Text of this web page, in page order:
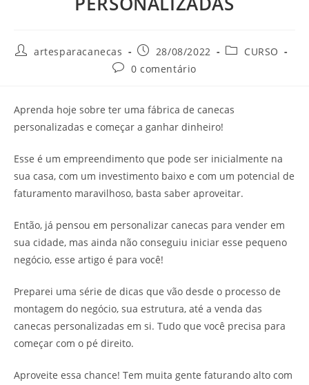
Autorartesparacanecas
Post
publicado:
28/08/2022
Categoria
CURSO
Comentários
0 comentário
Aprenda hoje sobre ter uma fábrica de canecas
personalizadas e começar a ganhar dinheiro!
Esse é um empreendimento que pode ser inicialmente na
sua casa, com um investimento baixo e com um potencial de
faturamento maravilhoso, basta saber aproveitar.
Então, já pensou em personalizar canecas para vender em
sua cidade, mas ainda não conseguiu iniciar esse pequeno
negócio, esse artigo é para você!
Preparei uma série de dicas que vão desde o processo de
montagem do negócio, sua estrutura, até a venda das
canecas personalizadas em si. Tudo que você precisa para
começar com o pé direito.
Aproveite essa chance! Tem muita gente faturando alto com